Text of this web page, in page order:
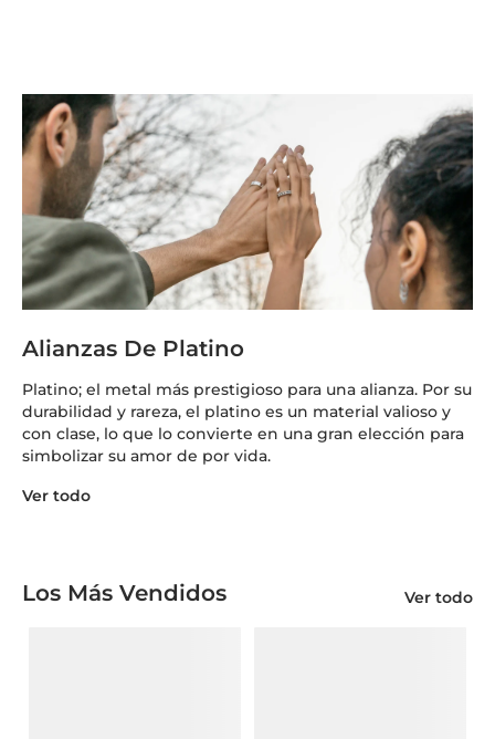
Alianzas De Platino
Platino; el metal más prestigioso para una alianza. Por su
durabilidad y rareza, el platino es un material valioso y
con clase, lo que lo convierte en una gran elección para
simbolizar su amor de por vida.
Ver todo
Los Más Vendidos Ver todo